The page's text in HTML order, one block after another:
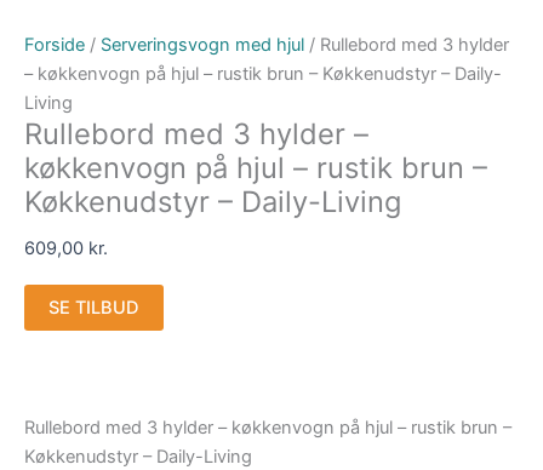
Forside / Serveringsvogn med hjul / Rullebord med 3 hylder
– køkkenvogn på hjul – rustik brun – Køkkenudstyr – Daily-
Living
Rullebord med 3 hylder –
køkkenvogn på hjul – rustik brun –
Køkkenudstyr – Daily-Living
609,00 kr.
SE TILBUD
Rullebord med 3 hylder – køkkenvogn på hjul – rustik brun –
Køkkenudstyr – Daily-Living